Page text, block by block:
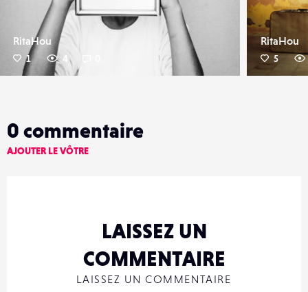
RitaHou
1 4
RitaHou
5
0 commentaire
AJOUTER LE VÔTRE
LAISSEZ UN
COMMENTAIRE
LAISSEZ UN COMMENTAIRE